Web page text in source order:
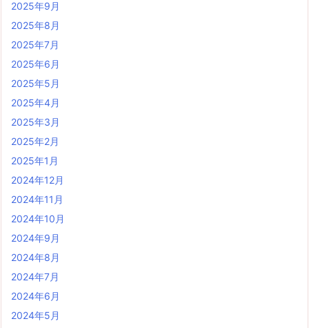
2025年9月
2025年8月
2025年7月
2025年6月
2025年5月
2025年4月
2025年3月
2025年2月
2025年1月
2024年12月
2024年11月
2024年10月
2024年9月
2024年8月
2024年7月
2024年6月
2024年5月